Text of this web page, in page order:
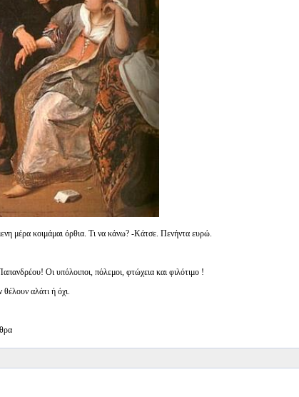
μέρα κοιμάμαι όρθια. Τι να κάνω? -Κάτσε. Πενήντα ευρώ.
Οι υπόλοιποι, πόλεμοι, φτώχεια και φιλότιμο !
αλάτι ή όχι.